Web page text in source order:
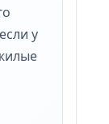
у